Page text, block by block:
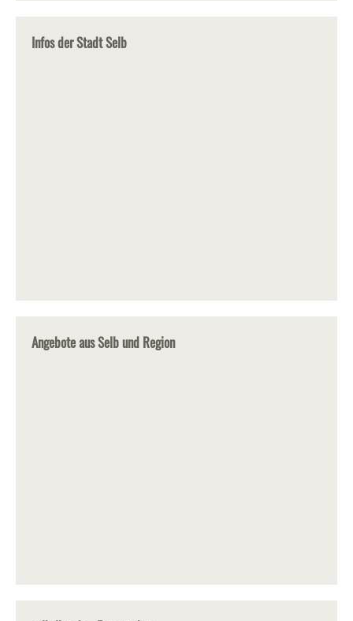
Infos der Stadt Selb
Angebote aus Selb und Region